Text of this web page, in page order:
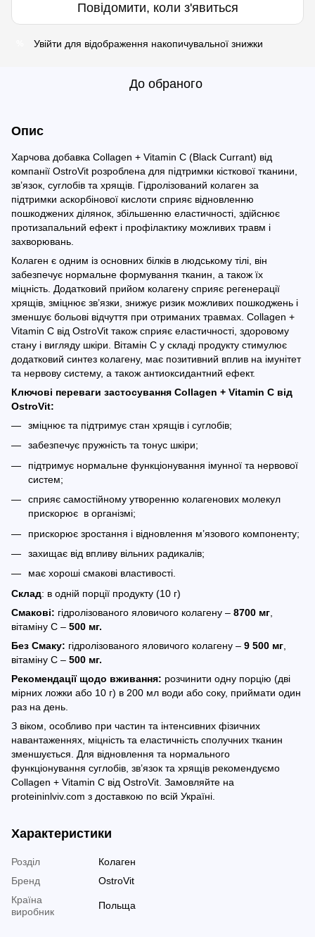
Повідомити, коли з'явиться
Увійти для відображення накопичувальної знижки
До обраного
Опис
Харчова добавка Collagen + Vitamin C (Black Currant) від
компанії OstroVit розроблена для підтримки кісткової тканини,
зв’язок, суглобів та хрящів. Гідролізований колаген за
підтримки аскорбінової кислоти сприяє відновленню
пошкоджених ділянок, збільшенню еластичності, здійснює
протизапальний ефект і профілактику можливих травм і
захворювань.
Колаген є одним із основних білків в людському тілі, він
забезпечує нормальне формування тканин, а також їх
міцність. Додатковий прийом колагену сприяє регенерації
хрящів, зміцнює зв’язки, знижує ризик можливих пошкоджень і
зменшує больові відчуття при отриманих травмах. Collagen +
Vitamin C від OstroVit також сприяє еластичності, здоровому
стану і вигляду шкіри. Вітамін С у складі продукту стимулює
додатковий синтез колагену, має позитивний вплив на імунітет
та нервову систему, а також антиоксидантний ефект.
Ключові переваги застосування Collagen + Vitamin C від
OstroVit:
зміцнює та підтримує стан хрящів і суглобів;
забезпечує пружність та тонус шкіри;
підтримує нормальне функціонування імунної та нервової
систем;
сприяє самостійному утворенню колагенових молекул
прискорює в організмі;
прискорює зростання і відновлення м’язового компоненту;
захищає від впливу вільних радикалів;
має хороші смакові властивості.
Склад: в одній порції продукту (10 г)
Смакові: гідролізованого яловичого колагену – 8700 мг
вітаміну С – 500 мг.
Без Смаку: гідролізованого яловичого колагену – 9 500 мг
вітаміну С – 500 мг.
Рекомендації щодо вживання: розчинити одну порцію (дві
мірних ложки або 10 г) в 200 мл води або соку, приймати один
раз на день.
З віком, особливо при частин та інтенсивних фізичних
навантаженнях, міцність та еластичність сполучних тканин
зменшується. Для відновлення та нормального
функціонування суглобів, зв’язок та хрящів рекомендуємо
Collagen + Vitamin C від OstroVit. Замовляйте на
proteininlviv.com з доставкою по всій Україні.
Характеристики
Розділ
Колаген
Бренд
OstroVit
Країна
виробник
Польща